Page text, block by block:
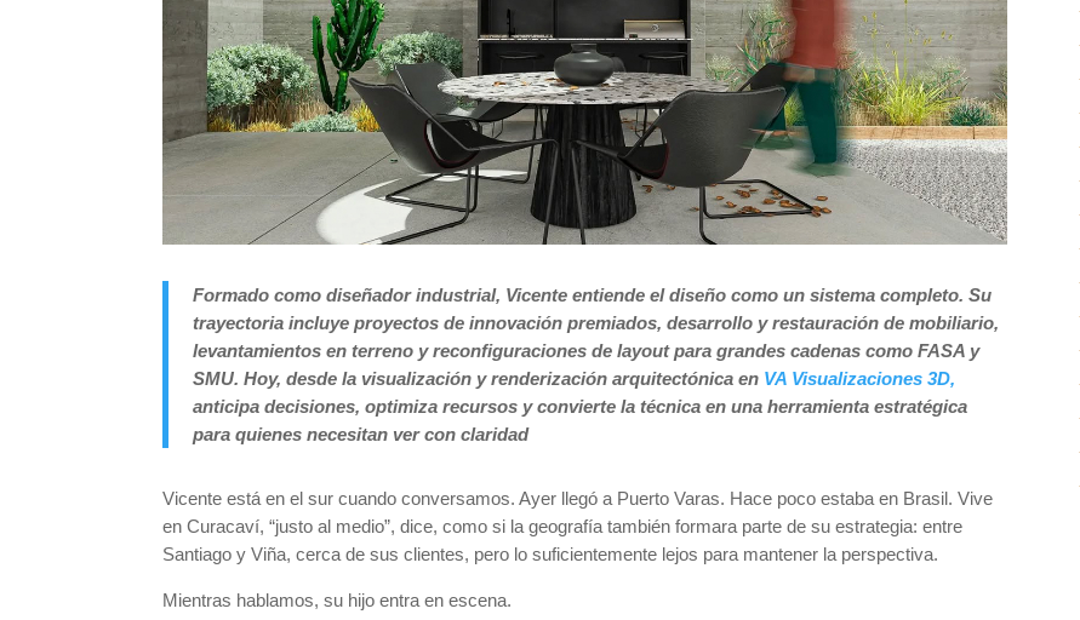
Formado como diseñador industrial, Vicente entiende el diseño como un sistema completo. Su
trayectoria incluye proyectos de innovación premiados, desarrollo y restauración de mobiliario,
levantamientos en terreno y reconfiguraciones de layout para grandes cadenas como FASA y
SMU. Hoy, desde la visualización y renderización arquitectónica en VA Visualizaciones 3D,
anticipa decisiones, optimiza recursos y convierte la técnica en una herramienta estratégica
para quienes necesitan ver con claridad
Vicente está en el sur cuando conversamos. Ayer llegó a Puerto Varas. Hace poco estaba en Brasil. Vive
en Curacaví, “justo al medio”, dice, como si la geografía también formara parte de su estrategia: entre
Santiago y Viña, cerca de sus clientes, pero lo suficientemente lejos para mantener la perspectiva.
Mientras hablamos, su hijo entra en escena.